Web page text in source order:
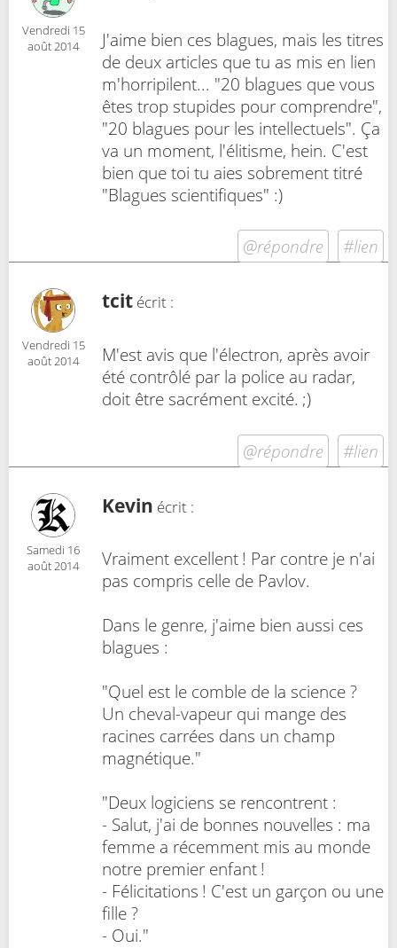
Vendredi 15
août 2014
J'aime bien ces blagues, mais les titres
de deux articles que tu as mis en lien
m'horripilent... "20 blagues que vous
êtes trop stupides pour comprendre",
"20 blagues pour les intellectuels". Ça
va un moment, l'élitisme, hein. C'est
bien que toi tu aies sobrement titré
"Blagues scientifiques" :)
@répondre #lien
Vendredi 15
août 2014
tcit écrit :
M'est avis que l'électron, après avoir
été contrôlé par la police au radar,
doit être sacrément excité. ;)
@répondre #lien
Samedi 16
août 2014
Kevin écrit :
Vraiment excellent ! Par contre je n'ai
pas compris celle de Pavlov.
Dans le genre, j'aime bien aussi ces
blagues :
"Quel est le comble de la science ?
Un cheval-vapeur qui mange des
racines carrées dans un champ
magnétique."
"Deux logiciens se rencontrent :
- Salut, j'ai de bonnes nouvelles : ma
femme a récemment mis au monde
notre premier enfant !
- Félicitations ! C'est un garçon ou une
fille ?
- Oui."